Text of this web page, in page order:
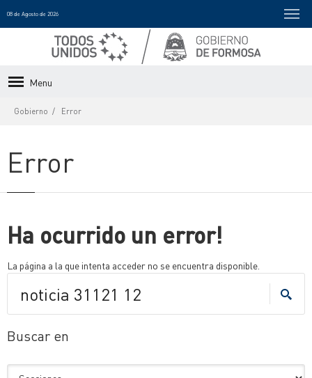
08 de Agosto de 2026
Menu
Gobierno Error
Error
Ha ocurrido un error!
La página a la que intenta acceder no se encuentra disponible.
Buscar en